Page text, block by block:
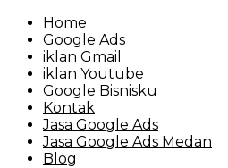
Home
Google Ads
iklan Gmail
iklan Youtube
Google Bisnisku
Kontak
Jasa Google Ads
Jasa Google Ads Medan
Blog